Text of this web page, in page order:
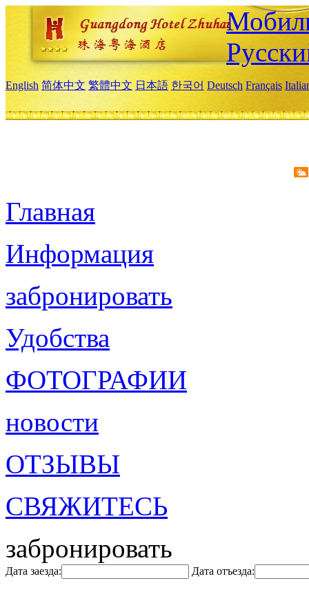
English 简体中文 繁體中文 日本語 한국어 Deutsch Français
Главная
Информация
забронировать
Удобства
ФОТОГРАФИИ
новости
ОТЗЫВЫ
СВЯЖИТЕСЬ
забронировать
Дата заезда: Дата отъезда: